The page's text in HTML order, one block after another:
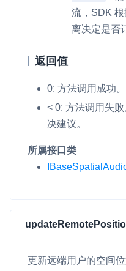
流，SDK
离决定是否
返回值
0: 方法调用成功。
< 0: 方法调用失败
决建议。
所属接口类
更新远端用户的空间位